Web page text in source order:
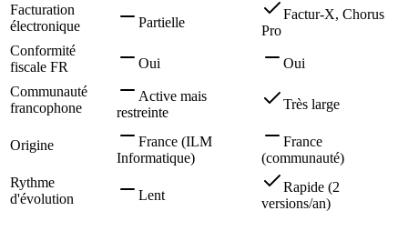
Facturation
électronique
Partielle
Factur-X, Chorus
Pro
Conformité
fiscale FR
Oui
Oui
Communauté
francophone
Active mais
restreinte
Très large
Origine
France (ILM
Informatique)
France
(communauté)
Rythme
d'évolution
Lent
Rapide (2
versions/an)